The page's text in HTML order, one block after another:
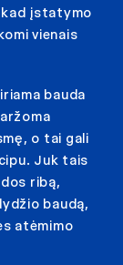
įstatymo
vienais
bauda
o tai gali
Juk tais
ribą,
baudą,
atėmimo